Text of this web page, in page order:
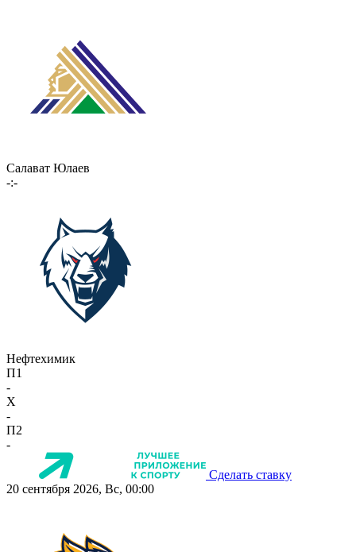
Салават Юлаев
-:-
Нефтехимик
П1
-
X
-
П2
-
Сделать ставку
20 сентября 2026, Вс, 00:00